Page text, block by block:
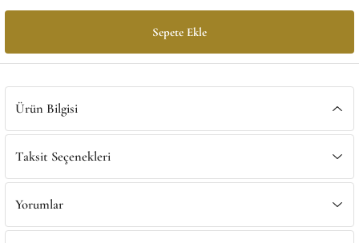
Satış Noktalarımız
Satış Noktalarımız
Sepete Ekle
Ürün Bilgisi
Taksit Seçenekleri
Yorumlar